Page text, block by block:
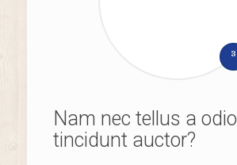
3
Nam nec tellus a odio
tincidunt auctor?